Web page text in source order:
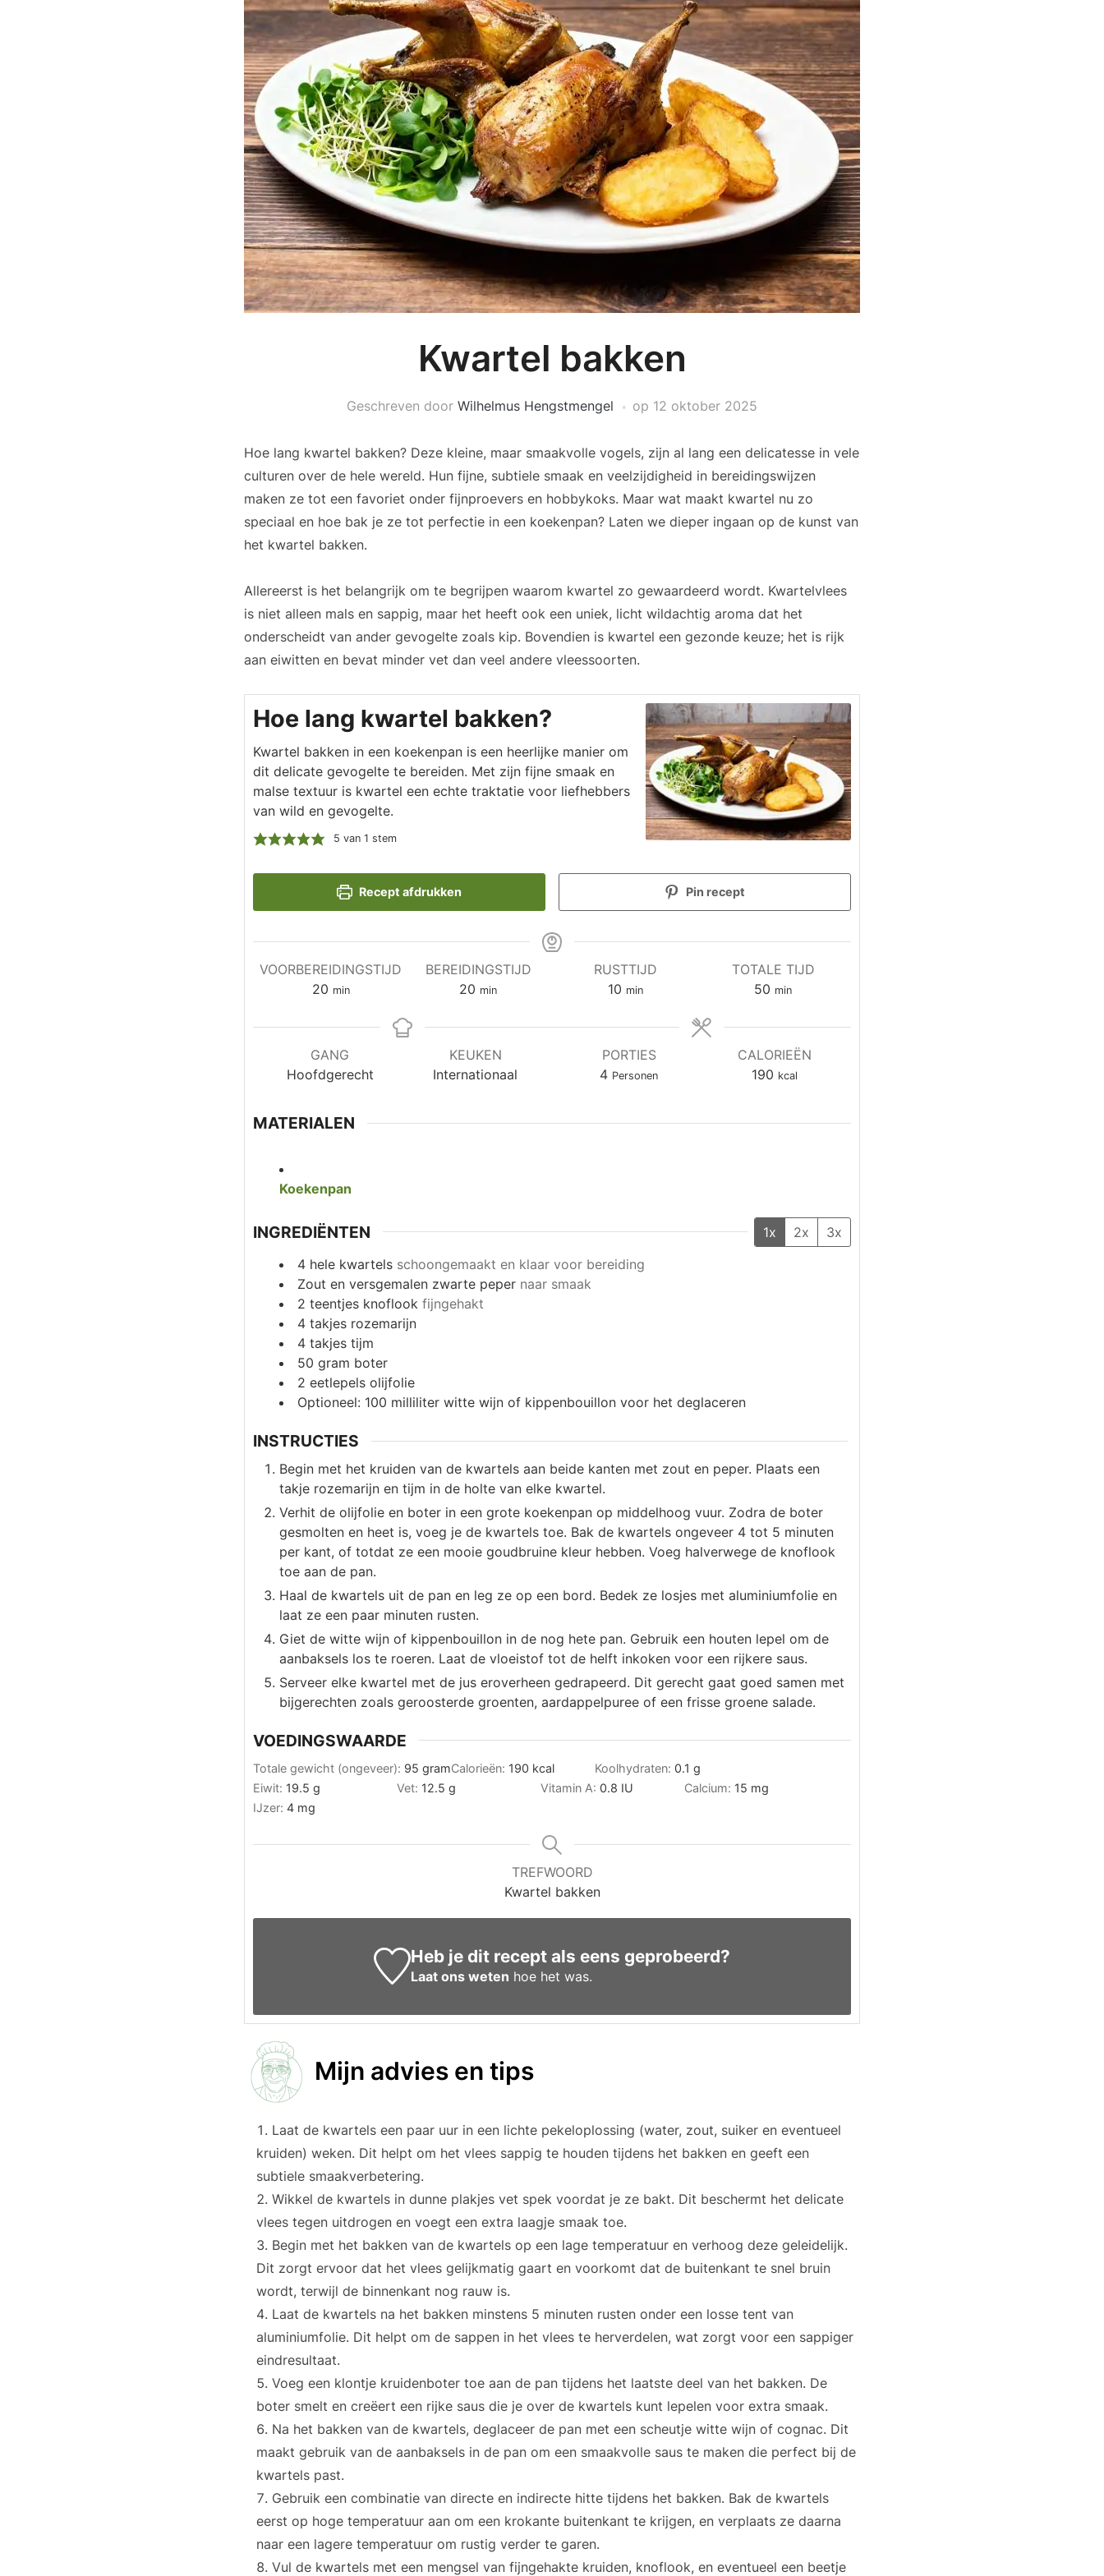
Kwartel bakken
Geschreven door Wilhelmus Hengstmengel op 12 oktober 2025
Hoe lang kwartel bakken? Deze kleine, maar smaakvolle vogels, zijn al lang een delicatesse in vele
culturen over de hele wereld. Hun fijne, subtiele smaak en veelzijdigheid in bereidingswijzen
maken ze tot een favoriet onder fijnproevers en hobbykoks. Maar wat maakt kwartel nu zo
speciaal en hoe bak je ze tot perfectie in een koekenpan? Laten we dieper ingaan op de kunst van
het kwartel bakken.
Allereerst is het belangrijk om te begrijpen waarom kwartel zo gewaardeerd wordt. Kwartelvlees
is niet alleen mals en sappig, maar het heeft ook een uniek, licht wildachtig aroma dat het
onderscheidt van ander gevogelte zoals kip. Bovendien is kwartel een gezonde keuze; het is rijk
aan eiwitten en bevat minder vet dan veel andere vleessoorten.
Hoe lang kwartel bakken?
Kwartel bakken in een koekenpan is een heerlijke manier om
dit delicate gevogelte te bereiden. Met zijn fijne smaak en
malse textuur is kwartel een echte traktatie voor liefhebbers
van wild en gevogelte.
5 van 1 stem
Recept afdrukken Pin recept
VOORBEREIDINGSTIJD
20minuten
min
BEREIDINGSTIJD
20 minuten
min
RUSTTIJD
10 minuten
min
TOTALE TIJD
50 minuten
min
GANG
Hoofdgerecht
KEUKEN
Internationaal
PORTIES
4 Personen
CALORIEËN
190 kcal
MATERIALEN
Koekenpan
INGREDIËNTEN 1x 2x
3x
4 hele kwartels schoongemaakt en klaar voor bereiding
Zout en versgemalen zwarte peper naar smaak
2 teentjes knoflook fijngehakt
4 takjes rozemarijn
4 takjes tijm
50 gram boter
2 eetlepels olijfolie
Optioneel: 100 milliliter witte wijn of kippenbouillon voor het deglaceren
INSTRUCTIES
Begin met het kruiden van de kwartels aan beide kanten met zout en peper. Plaats een
takje rozemarijn en tijm in de holte van elke kwartel.
Verhit de olijfolie en boter in een grote koekenpan op middelhoog vuur. Zodra de boter
gesmolten en heet is, voeg je de kwartels toe. Bak de kwartels ongeveer 4 tot 5 minuten
per kant, of totdat ze een mooie goudbruine kleur hebben. Voeg halverwege de knoflook
toe aan de pan.
Haal de kwartels uit de pan en leg ze op een bord. Bedek ze losjes met aluminiumfolie en
laat ze een paar minuten rusten.
Giet de witte wijn of kippenbouillon in de nog hete pan. Gebruik een houten lepel om de
aanbaksels los te roeren. Laat de vloeistof tot de helft inkoken voor een rijkere saus.
Serveer elke kwartel met de jus eroverheen gedrapeerd. Dit gerecht gaat goed samen met
bijgerechten zoals geroosterde groenten, aardappelpuree of een frisse groene salade.
VOEDINGSWAARDE
Totale gewicht (ongeveer): 95 gramCalorieën: 190 kcal Koolhydraten: 0.1 g
Eiwit: 19.5 g Vet: 12.5 g Vitamin A: 0.8 IU Calcium: 15 mg
IJzer: 4 mg
TREFWOORD
Kwartel bakken
Heb je dit recept als eens geprobeerd?
Laat ons weten hoe het was.
Mijn advies en tips
Laat de kwartels een paar uur in een lichte pekeloplossing (water, zout, suiker en eventueel
kruiden) weken. Dit helpt om het vlees sappig te houden tijdens het bakken en geeft een
subtiele smaakverbetering.
Wikkel de kwartels in dunne plakjes vet spek voordat je ze bakt. Dit beschermt het delicate
vlees tegen uitdrogen en voegt een extra laagje smaak toe.
Begin met het bakken van de kwartels op een lage temperatuur en verhoog deze geleidelijk.
Dit zorgt ervoor dat het vlees gelijkmatig gaart en voorkomt dat de buitenkant te snel bruin
wordt, terwijl de binnenkant nog rauw is.
Laat de kwartels na het bakken minstens 5 minuten rusten onder een losse tent van
aluminiumfolie. Dit helpt om de sappen in het vlees te herverdelen, wat zorgt voor een sappiger
eindresultaat.
Voeg een klontje kruidenboter toe aan de pan tijdens het laatste deel van het bakken. De
boter smelt en creëert een rijke saus die je over de kwartels kunt lepelen voor extra smaak.
Na het bakken van de kwartels, deglaceer de pan met een scheutje witte wijn of cognac. Dit
maakt gebruik van de aanbaksels in de pan om een smaakvolle saus te maken die perfect bij de
kwartels past.
Gebruik een combinatie van directe en indirecte hitte tijdens het bakken. Bak de kwartels
eerst op hoge temperatuur aan om een krokante buitenkant te krijgen, en verplaats ze daarna
naar een lagere temperatuur om rustig verder te garen.
Vul de kwartels met een mengsel van fijngehakte kruiden, knoflook, en eventueel een beetje